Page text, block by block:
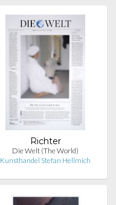
Richter
Die Welt (The World)
Kunsthandel Stefan Hellmich